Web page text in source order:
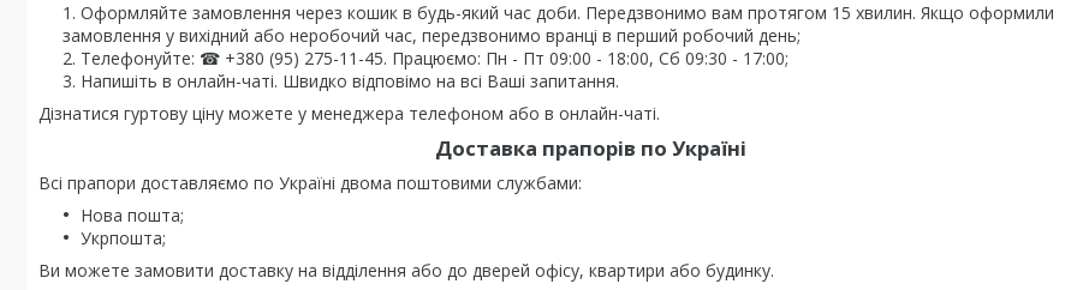
Оформляйте замовлення через кошик в будь-який час доби. Передзвонимо вам протягом 15 хвилин. Якщо оформили
замовлення у вихідний або неробочий час, передзвонимо вранці в перший робочий день;
Телефонуйте: ☎ +380 (95) 275-11-45. Працюємо: Пн - Пт 09:00 - 18:00, Сб 09:30 - 17:00;
Напишіть в онлайн-чаті. Швидко відповімо на всі Ваші запитання.
Дізнатися гуртову ціну можете у менеджера телефоном або в онлайн-чаті.
Доставка прапорів по Україні
Всі прапори доставляємо по Україні двома поштовими службами:
Нова пошта;
Укрпошта;
Ви можете замовити доставку на відділення або до дверей офісу, квартири або будинку.